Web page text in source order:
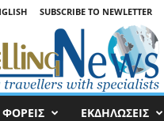
SUBSCRIBE TO NEWLETTER
ΦΟΡΕΙΣ ΕΚΔΗΛΩΣΕΙΣ